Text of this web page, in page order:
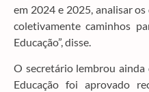
em 2024 e 2025, analisar
coletivamente caminhos
Educação”, disse.
O secretário lembrou
Educação foi aprovado